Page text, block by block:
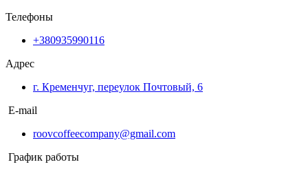
Телефоны
+380935990116
Адрес
г. Кременчуг, переулок Почтовый, 6
E-mail
roovcoffeecompany@gmail.com
График работы